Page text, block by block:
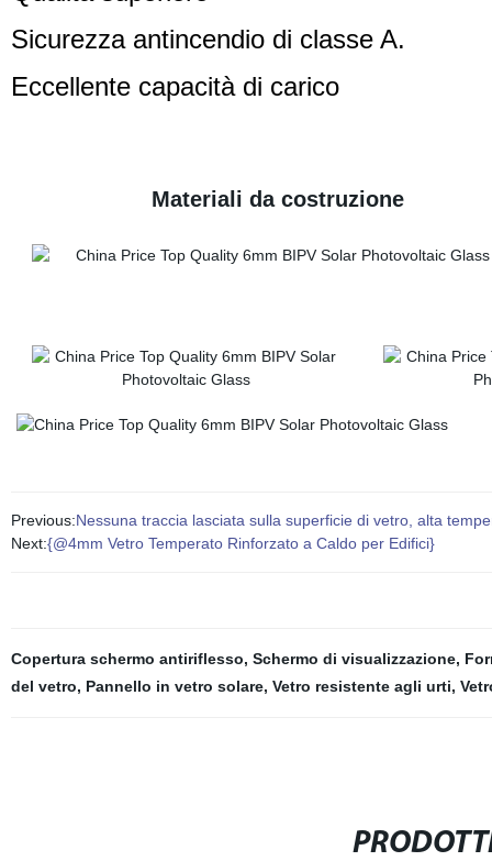
Sicurezzaantincendio di classe A.
Eccellentecapacità di carico
Materiali da costruzione
Previous:Nessuna traccia lasciata sulla superficie di vetro, alta
Next:{@4mm Vetro Temperato Rinforzato a Caldo per Edifici}
Copertura schermo antiriflesso, Schermo di visualizzazione,
del vetro, Pannello in vetro solare, Vetro resistente agli urti,